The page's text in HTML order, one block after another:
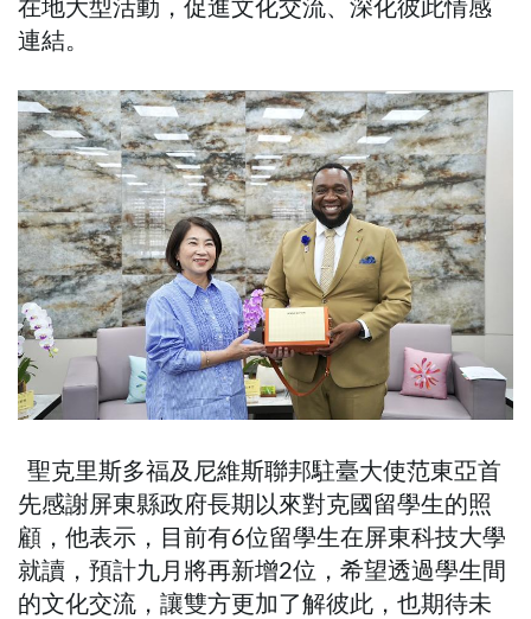
在地大型活動，促進文化交流、深化彼此情感
連結。
聖克里斯多福及尼維斯聯邦駐臺大使范東亞首
先感謝屏東縣政府長期以來對克國留學生的照
顧，他表示，目前有6位留學生在屏東科技大學
就讀，預計九月將再新增2位，希望透過學生間
的文化交流，讓雙方更加了解彼此，也期待未